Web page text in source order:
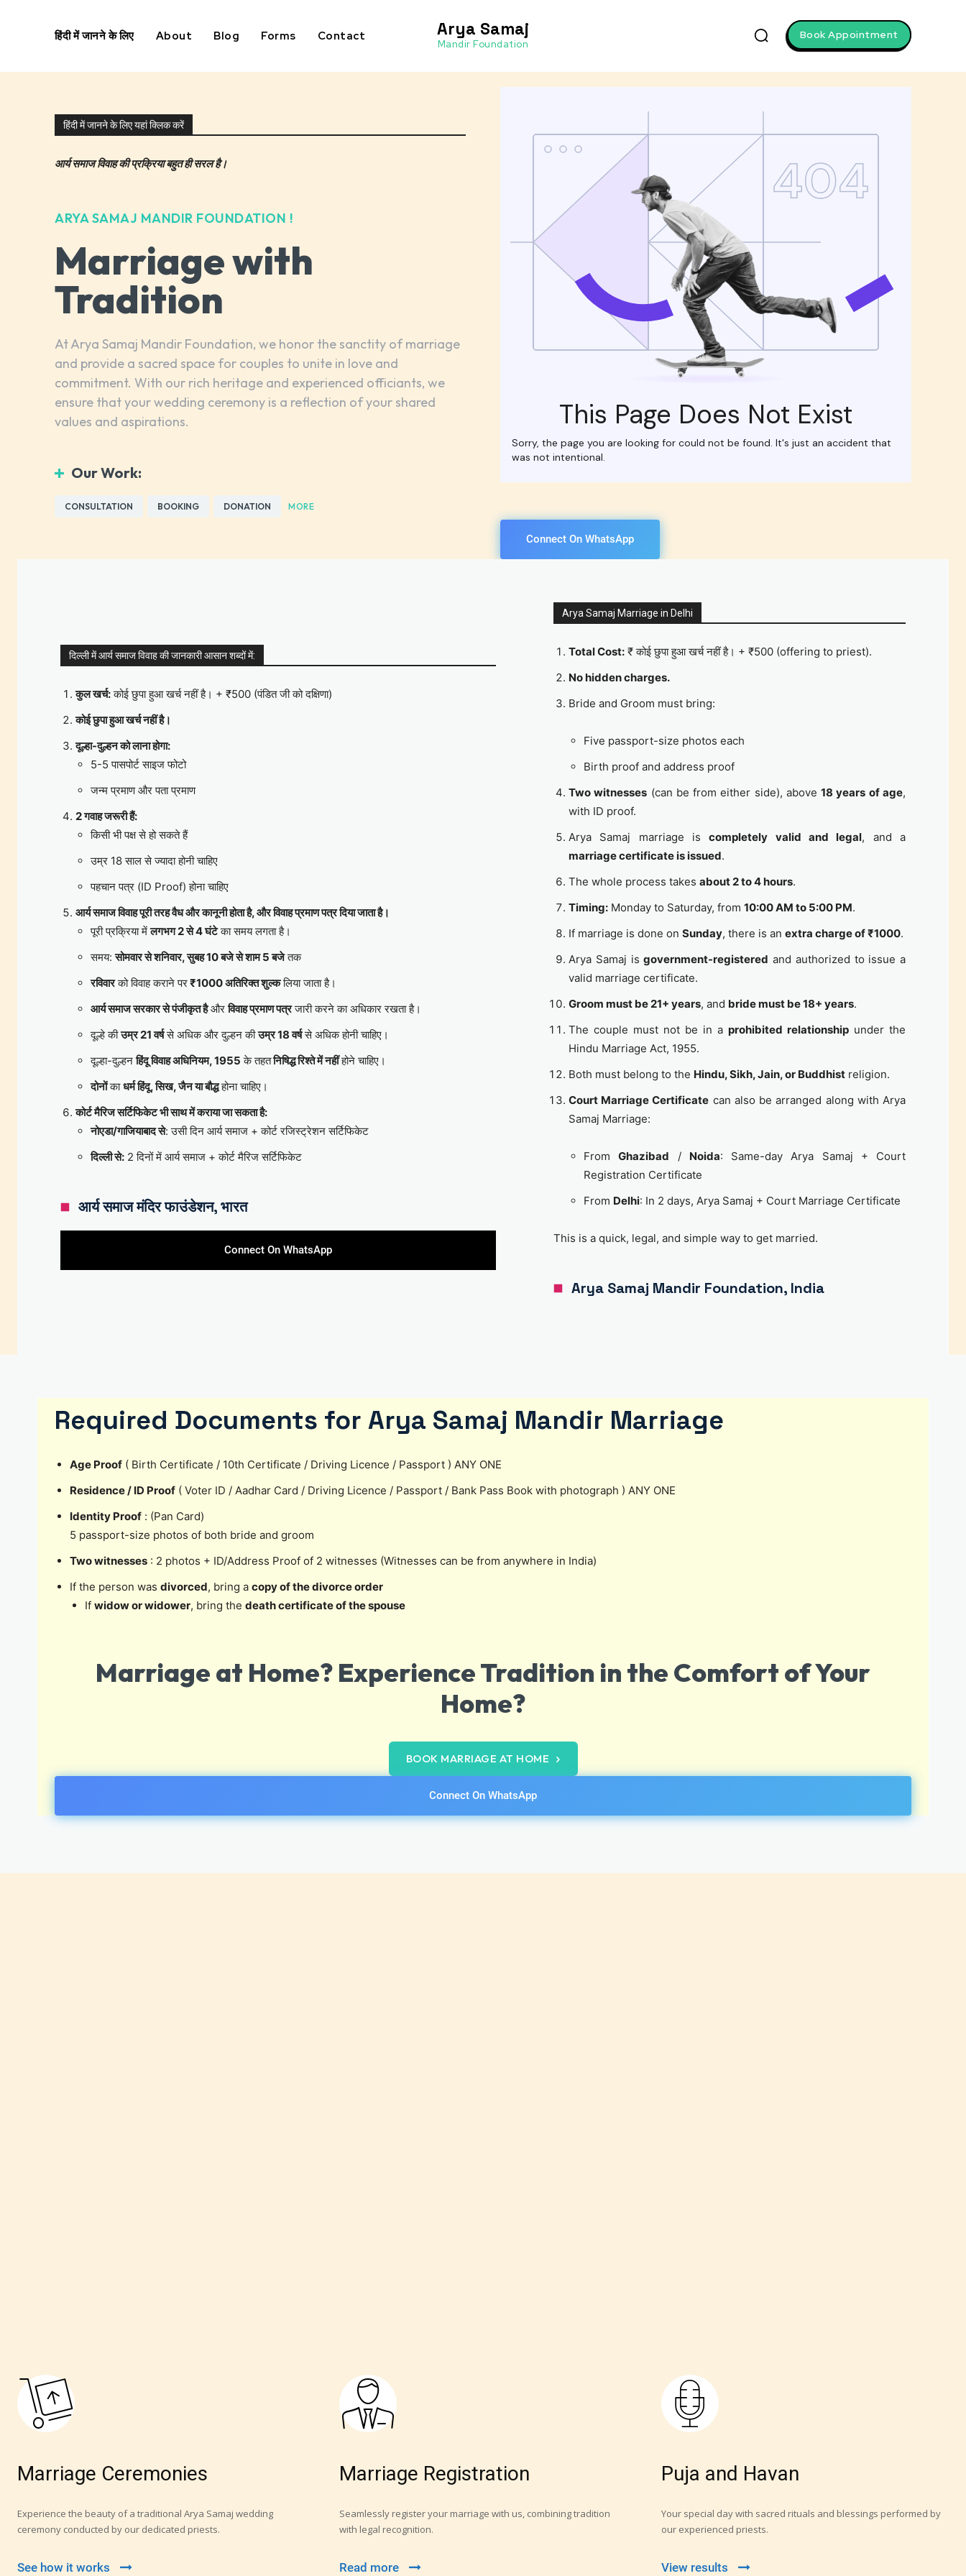
हिंदी में जानने के लिए About Blog Forms Contact Arya Samaj
Mandir Foundation
Book Appointment
हिंदी में जानने के लिए यहां क्लिक करें
आर्य समाज विवाह की प्रक्रिया बहुत ही सरल है।
ARYA SAMAJ MANDIR FOUNDATION !
Marriage with
Tradition
At Arya Samaj Mandir Foundation, we honor the sanctity of marriage
and provide a sacred space for couples to unite in love and
commitment. With our rich heritage and experienced officiants, we
ensure that your wedding ceremony is a reflection of your shared
values and aspirations.
Our Work:
CONSULTATION BOOKING DONATION MORE
Connect On WhatsApp
दिल्ली में आर्य समाज विवाह की जानकारी आसान शब्दों में:
कुल खर्च:कोई छुपा हुआ खर्च नहीं है। + ₹500 (पंडित जी को दक्षिणा)
कोई छुपा हुआ खर्च नहीं है।
दूल्हा-दुल्हन को लाना होगा:
5-5 पासपोर्ट साइज फोटो
जन्म प्रमाण और पता प्रमाण
2 गवाह जरूरी हैं:
किसी भी पक्ष से हो सकते हैं
उम्र 18 साल से ज्यादा होनी चाहिए
पहचान पत्र (ID Proof) होना चाहिए
आर्य समाज विवाह पूरी तरह वैध और कानूनी होता है, और विवाह प्रमाण पत्र दिया जाता है।
पूरी प्रक्रिया मेंलगभग 2 से 4 घंटेका समय लगता है।
समय:सोमवार से शनिवार, सुबह 10 बजे से शाम 5 बजेतक
रविवारको विवाह कराने पर₹1000 अतिरिक्त शुल्कलिया जाता है।
आर्य समाज सरकार से पंजीकृत हैऔरविवाह प्रमाण पत्रजारी करने का अधिकार रखता है।
दूल्हे कीउम्र 21 वर्षसे अधिक और दुल्हन कीउम्र 18 वर्षसे अधिक होनी चाहिए।
दूल्हा-दुल्हनहिंदू विवाह अधिनियम, 1955 के तहतनिषिद्ध रिश्ते में नहींहोने चाहिए।
दोनोंकाधर्म हिंदू, सिख, जैन या बौद्धहोना चाहिए।
कोर्ट मैरिज सर्टिफिकेट भी साथ में कराया जा सकता है:
नोएडा/गाजियाबाद से: उसी दिन आर्य समाज + कोर्ट रजिस्ट्रेशन सर्टिफिकेट
दिल्ली से: 2 दिनों में आर्य समाज + कोर्ट मैरिज सर्टिफिकेट
आर्य समाज मंदिर फाउंडेशन, भारत
Connect On WhatsApp
Arya Samaj Marriage in Delhi
Total Cost: ₹ कोई छुपा हुआ खर्च नहीं है। + ₹500 (offering to priest).
No hidden charges.
Bride and Groom must bring:
Five passport-size photos each
Birth proof and address proof
Two witnesses (can be from either side), above18 years of age,
with ID proof.
Arya Samaj marriage iscompletely valid and legal, and a
marriage certificate is issued.
The whole process takes about 2 to 4 hours.
Timing: Monday to Saturday, from 10:00 AM to 5:00 PM.
If marriage is done on Sunday, there is an extra charge of ₹1000.
Arya Samaj isgovernment-registered and authorized to issue a
valid marriage certificate.
Groom must be 21+ years, and bride must be 18+ years.
The couple must not be in a prohibited relationship under the
Hindu Marriage Act, 1955.
Both must belong to the Hindu, Sikh, Jain, or Buddhist religion.
Court Marriage Certificate can also be arranged along with Arya
Samaj Marriage:
FromGhazibad / Noida: Same-day Arya Samaj + Court
Registration Certificate
From Delhi: In 2 days, Arya Samaj + Court Marriage Certificate
This is a quick, legal, and simple way to get married.
Arya Samaj Mandir Foundation, India
Required Documents for Arya Samaj Mandir Marriage
Age Proof ( Birth Certificate / 10th Certificate / Driving Licence / Passport ) ANY ONE
Residence / ID Proof ( Voter ID / Aadhar Card / Driving Licence / Passport / Bank Pass Book with photograph ) ANY ONE
Identity Proof : (Pan Card)
5 passport-size photos of both bride and groom
Two witnesses : 2 photos + ID/Address Proof of 2 witnesses (Witnesses can be from anywhere in India)
If the person was divorced, bring a copy of the divorce order
If widow or widower, bring the death certificate of the spouse
Marriage at Home? Experience Tradition in the Comfort of Your
Home?
BOOK MARRIAGE AT HOME
Connect On WhatsApp
Marriage Ceremonies
Experience the beauty of a traditional Arya Samaj wedding
ceremony conducted by our dedicated priests.
See how it works
Marriage Registration
Seamlessly register your marriage with us, combining tradition
with legal recognition.
Read more
Puja and Havan
Your special day with sacred rituals and blessings performed by
our experienced priests.
View results